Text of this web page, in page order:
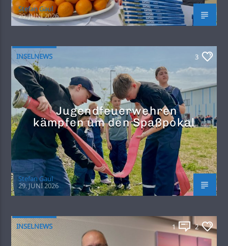
Stefan Gaul
29. JUNI 2026
INSELNEWS 3
Jugendfeuerwehren
kämpfen um den Spaßpokal
Stefan Gaul
29. JUNI 2026
INSELNEWS 1 2